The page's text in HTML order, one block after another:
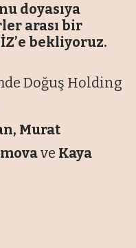
doyasıya
arası bir
bekliyoruz.
Doğuş Holding
Murat
ve Kaya